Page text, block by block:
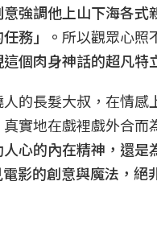
強調他上山下海各
務」。 所以觀眾心照
個肉身神話的超凡特
的長髮大叔，在情
實地在戲裡戲外合
心的內在精神，還
影的創意與魔法，絕